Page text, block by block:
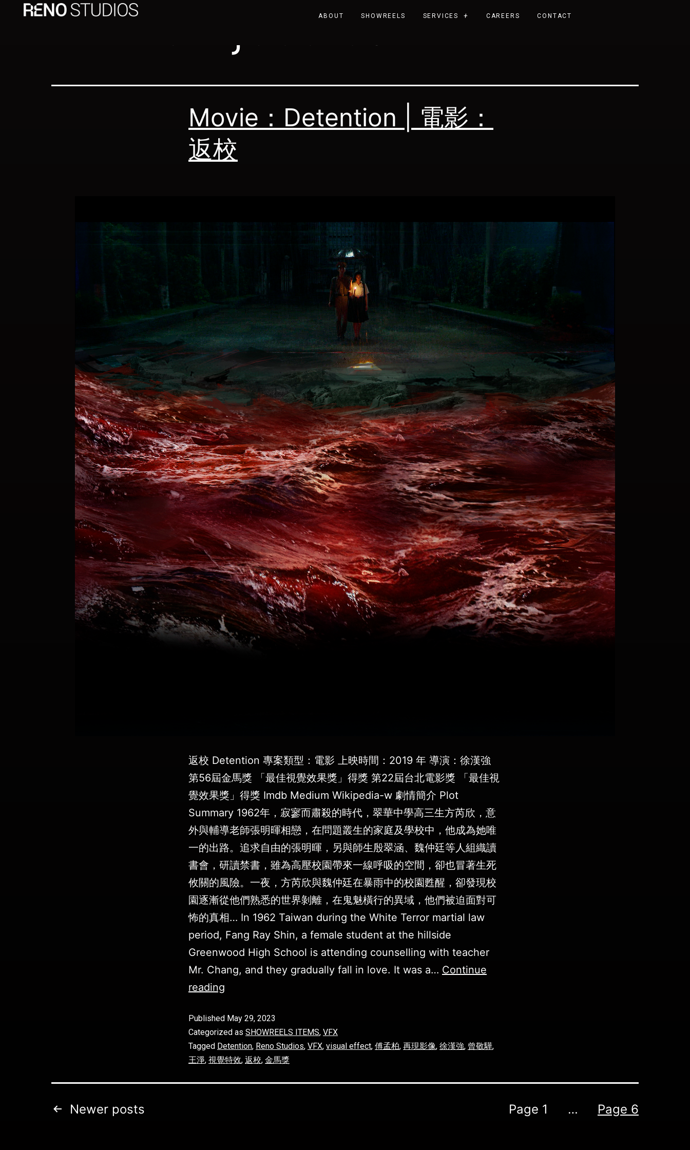
ABOUT SHOWREELS SERVICES CAREERS CONTACT
Author: jesstsai
Movie：Detention | 電影：
返校
返校 Detention 專案類型：電影 上映時間：2019 年 導演：徐漢強
第56屆金馬獎 「最佳視覺效果獎」得獎 第22屆台北電影獎 「最佳視
覺效果獎」得獎 Imdb Medium Wikipedia-w 劇情簡介 Plot
Summary 1962年，寂寥而肅殺的時代，翠華中學高三生方芮欣，意
外與輔導老師張明暉相戀，在問題叢生的家庭及學校中，他成為她唯
一的出路。追求自由的張明暉，另與師生殷翠涵、魏仲廷等人組織讀
書會，研讀禁書，雖為高壓校園帶來一線呼吸的空間，卻也冒著生死
攸關的風險。一夜，方芮欣與魏仲廷在暴雨中的校園甦醒，卻發現校
園逐漸從他們熟悉的世界剝離，在鬼魅橫行的異域，他們被迫面對可
怖的真相… In 1962 Taiwan during the White Terror martial law
period, Fang Ray Shin, a female student at the hillside
Greenwood High School is attending counselling with teacher
Mr. Chang, and they gradually fall in love. It was a… Continue
reading
Published May 29, 2023
Categorized as SHOWREELS ITEMS, VFX
Tagged Detention, Reno Studios, VFX, visual effect, 傅孟柏, 再現影像, 徐漢強, 曾敬驊,
王淨, 視覺特效, 返校, 金馬獎
Newer posts Page 1 … Page 6